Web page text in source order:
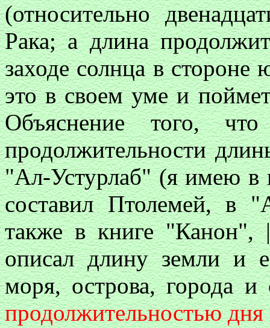
(относительно
Рака; а длина
заходе солнца в стороне
это в своем уме и
Объяснение того,
продолжительности
"Ал-Устурлаб" (я имею в
составил Птолемей, в
также в книге "Канон",
описал длину земли и
моря, острова, города
продолжительностью дня